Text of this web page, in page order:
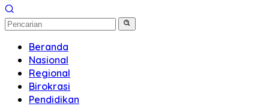
Beranda
Nasional
Regional
Birokrasi
Pendidikan